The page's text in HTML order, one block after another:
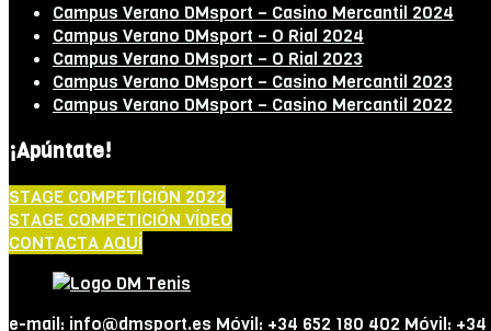
Campus Verano DMsport – Casino Mercantil 2024
Campus Verano DMsport – O Rial 2024
Campus Verano DMsport – O Rial 2023
Campus Verano DMsport – Casino Mercantil 2023
Campus Verano DMsport – Casino Mercantil 2022
¡Apúntate!
STAGE COMPETICIÓN 2022
STAGE COMPETICIÓN VÍDEO
CONTACTA AQUÍ
e-mail: info@dmsport.es Móvil: +34 652 180 402 Móvil: +34